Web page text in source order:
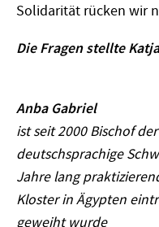
Solidarität rücken wir
Die Fragen stellte
Anba Gabriel
ist seit 2000 Bischof
deutschsprachige
Jahre lang
Kloster in Ägypten
geweiht wurde